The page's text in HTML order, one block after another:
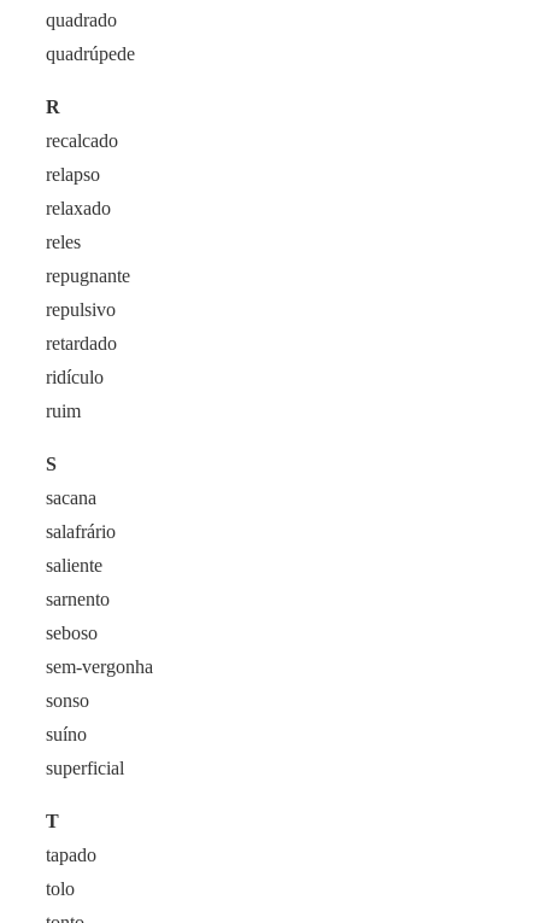
quadrado
quadrúpede
R
recalcado
relapso
relaxado
reles
repugnante
repulsivo
retardado
ridículo
ruim
S
sacana
salafrário
saliente
sarnento
seboso
sem-vergonha
sonso
suíno
superficial
T
tapado
tolo